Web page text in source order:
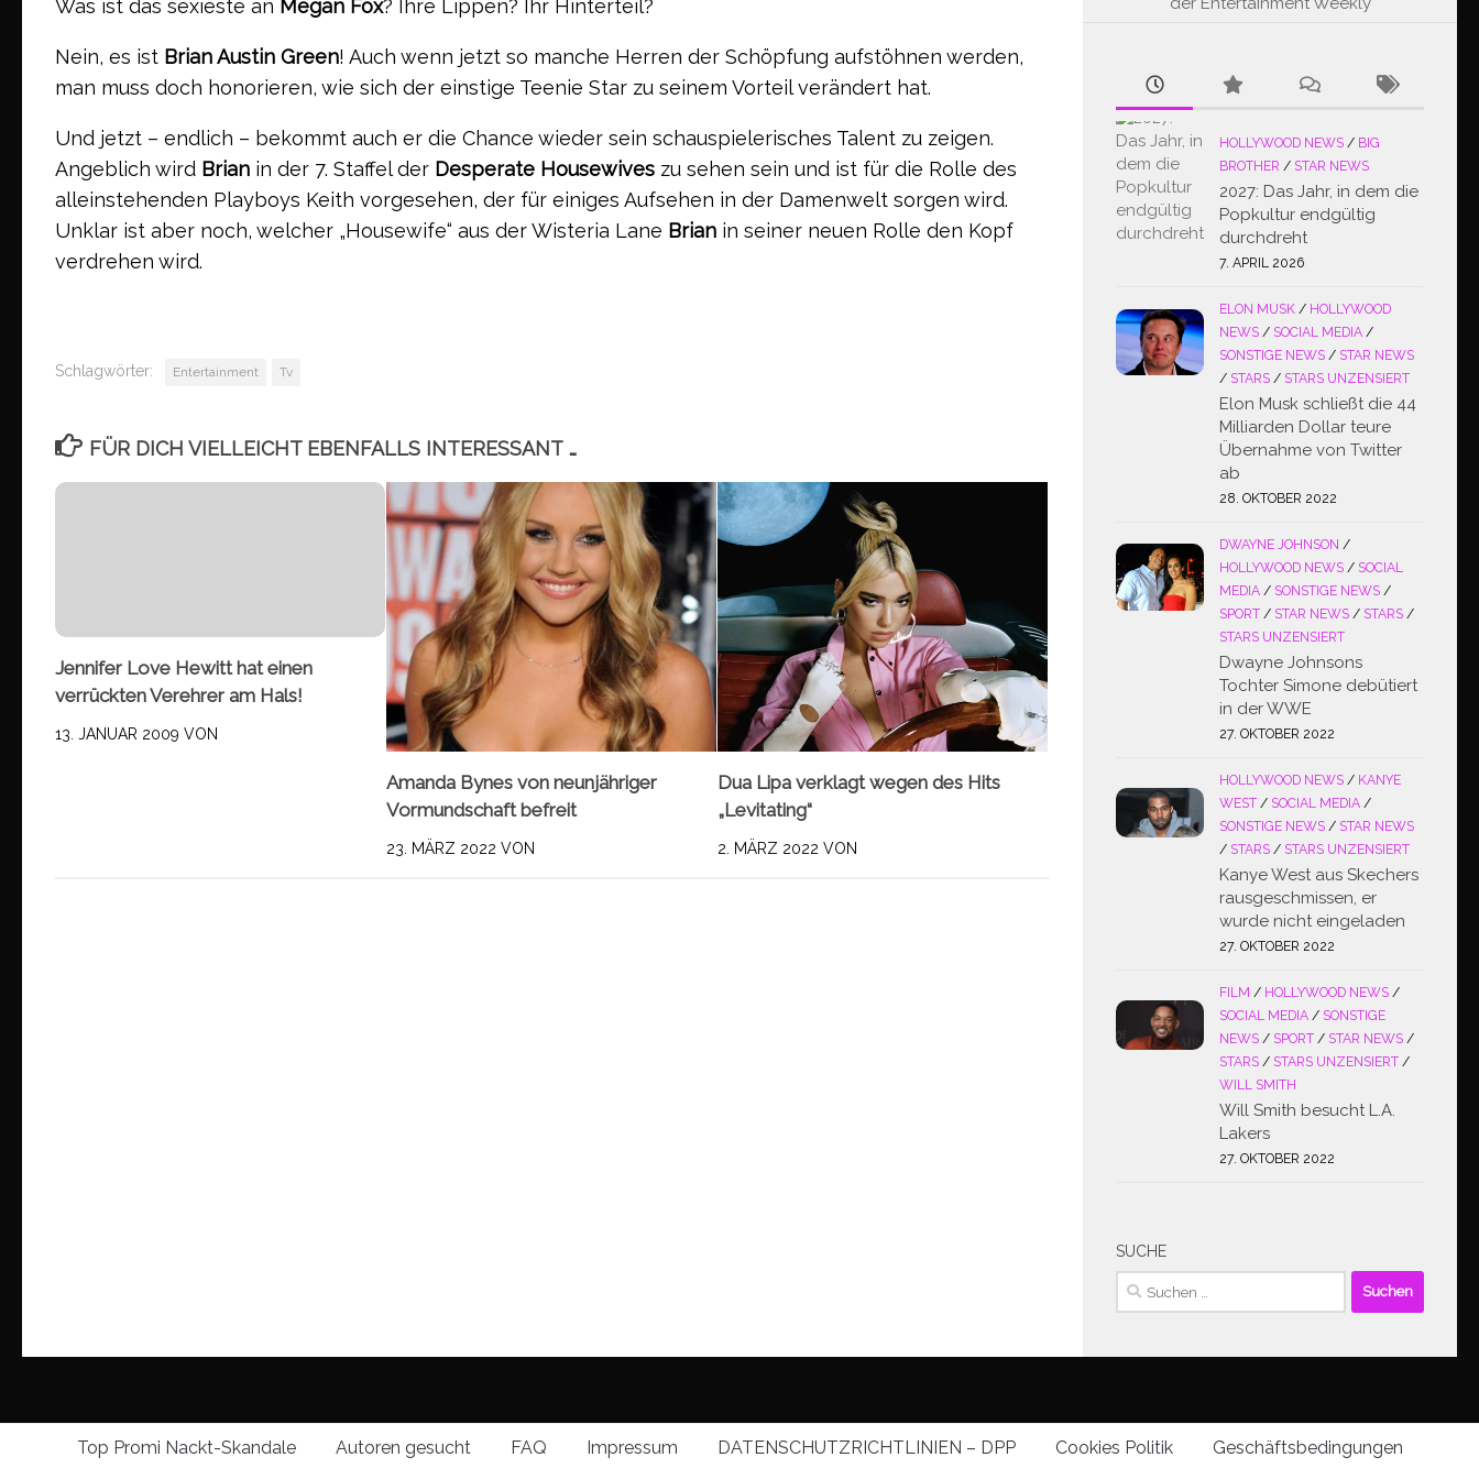
Was ist das sexieste an Megan Fox? Ihre Lippen? Ihr Hinterteil?
Nein, es ist Brian Austin Green! Auch wenn jetzt so manche Herren der Schöpfung aufstöhnen werden,
man muss doch honorieren, wie sich der einstige Teenie Star zu seinem Vorteil verändert hat.
Und jetzt – endlich – bekommt auch er die Chance wieder sein schauspielerisches Talent zu zeigen.
Angeblich wird Brian in der 7. Staffel der Desperate Housewives zu sehen sein und ist für die Rolle des
alleinstehenden Playboys Keith vorgesehen, der für einiges Aufsehen in der Damenwelt sorgen wird.
Unklar ist aber noch, welcher „Housewife“ aus der Wisteria Lane Brian in seiner neuen Rolle den Kopf
verdrehen wird.
Schlagwörter: Entertainment Tv
FÜR DICH VIELLEICHT EBENFALLS INTERESSANT …
Jennifer Love Hewitt hat einen
verrückten Verehrer am Hals!
13. JANUAR 2009 VON
Amanda Bynes von neunjähriger
Vormundschaft befreit
23. MÄRZ 2022 VON
Dua Lipa verklagt wegen des Hits
„Levitating“
2. MÄRZ 2022 VON
HOLLYWOOD NEWS / BIG
BROTHER / STAR NEWS
2027: Das Jahr, in dem die
Popkultur endgültig
durchdreht
7. APRIL 2026
ELON MUSK / HOLLYWOOD
NEWS / SOCIAL MEDIA /
SONSTIGE NEWS / STAR NEWS
/ STARS / STARS UNZENSIERT
Elon Musk schließt die 44
Milliarden Dollar teure
Übernahme von Twitter
ab
28. OKTOBER 2022
DWAYNE JOHNSON /
HOLLYWOOD NEWS / SOCIAL
MEDIA / SONSTIGE NEWS /
SPORT / STAR NEWS / STARS /
STARS UNZENSIERT
Dwayne Johnsons
Tochter Simone debütiert
in der WWE
27. OKTOBER 2022
HOLLYWOOD NEWS / KANYE
WEST / SOCIAL MEDIA /
SONSTIGE NEWS / STAR NEWS
/ STARS / STARS UNZENSIERT
Kanye West aus Skechers
rausgeschmissen, er
wurde nicht eingeladen
27. OKTOBER 2022
FILM / HOLLYWOOD NEWS /
SOCIAL MEDIA / SONSTIGE
NEWS / SPORT / STAR NEWS /
STARS / STARS UNZENSIERT /
WILL SMITH
Will Smith besucht L.A.
Lakers
27. OKTOBER 2022
SUCHE
Suchen
nach:
Top Promi Nackt-Skandale Autoren gesucht FAQ Impressum DATENSCHUTZRICHTLINIEN – DPP Cookies Politik Geschäftsbedingungen